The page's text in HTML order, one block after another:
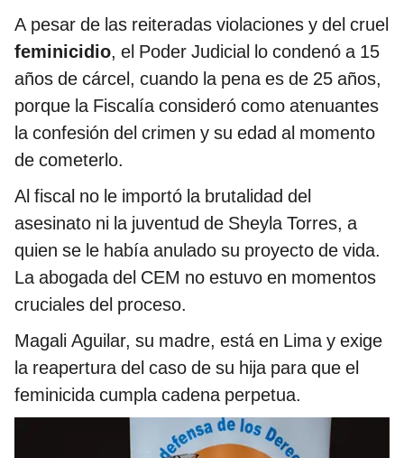
A pesar de las reiteradas violaciones y del cruel
feminicidio, el Poder Judicial lo condenó a 15
años de cárcel, cuando la pena es de 25 años,
porque la Fiscalía consideró como atenuantes
la confesión del crimen y su edad al momento
de cometerlo.
Al fiscal no le importó la brutalidad del
asesinato ni la juventud de Sheyla Torres, a
quien se le había anulado su proyecto de vida.
La abogada del CEM no estuvo en momentos
cruciales del proceso.
Magali Aguilar, su madre, está en Lima y exige
la reapertura del caso de su hija para que el
feminicida cumpla cadena perpetua.